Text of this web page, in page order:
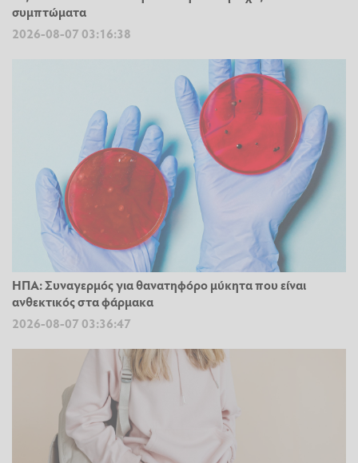
συμπτώματα
2026-08-07 03:16:38
ΗΠΑ: Συναγερμός για θανατηφόρο μύκητα που είναι
ανθεκτικός στα φάρμακα
2026-08-07 03:36:47